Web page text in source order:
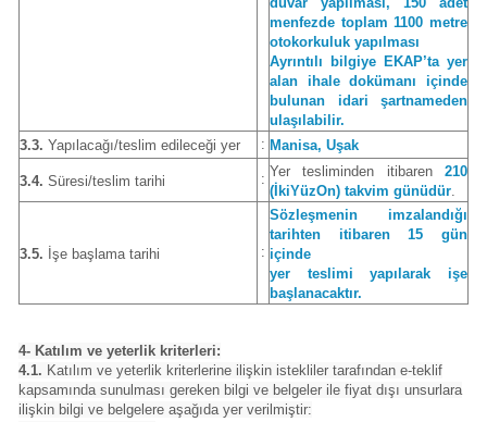
menfezde toplam 1100 metre
otokorkuluk yapılması
Ayrıntılı bilgiye EKAP’ta yer
alan ihale dokümanı içinde
bulunan idari şartnameden
ulaşılabilir.
3.3. Yapılacağı/teslim edileceği yer : Manisa, Uşak
3.4. Süresi/teslim tarihi : Yer tesliminden itibaren 210
(İkiYüzOn) takvim günüdür
3.5. İşe başlama tarihi :
Sözleşmenin imzalandığı
tarihten itibaren 15 gün
içinde
yer teslimi yapılarak işe
başlanacaktır.
4- Katılım ve yeterlik kriterleri:
4.1. Katılım ve yeterlik kriterlerine ilişkin istekliler tarafından e-teklif
kapsamında sunulması gereken bilgi ve belgeler ile fiyat dışı unsurlara
ilişkin bilgi ve belgelere aşağıda yer verilmiştir: